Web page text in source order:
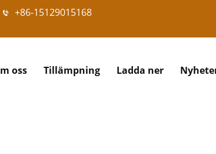
+86-15129015168
oss Tillämpning Ladda ner